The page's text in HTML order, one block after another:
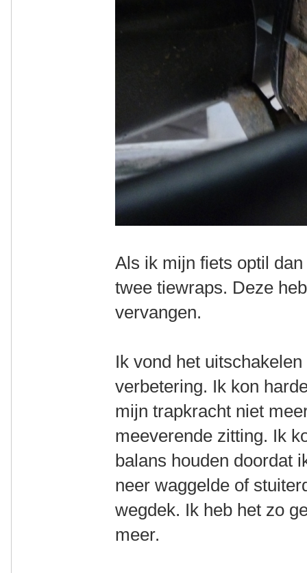
Als ik mijn fiets optil
twee tiewraps. Deze
vervangen.
Ik vond het
verbetering. Ik kon
mijn trapkracht niet
meeverende zitting. Ik
balans houden doordat
neer waggelde of
wegdek. Ik heb het zo
meer.